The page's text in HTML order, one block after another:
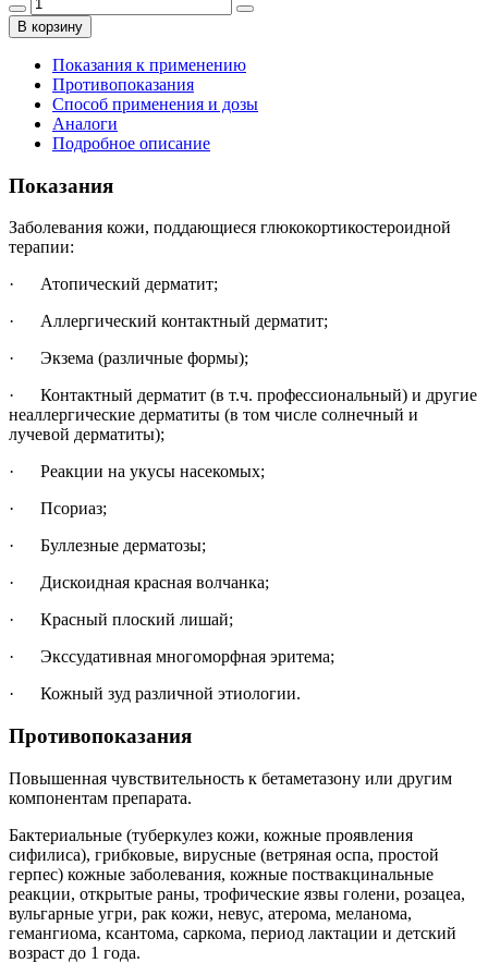
В корзину
Показания к применению
Противопоказания
Способ применения и дозы
Аналоги
Подробное описание
Показания
Заболевания кожи, поддающиеся глюкокортикостероидной
терапии:
· Атопический дерматит;
· Аллергический контактный дерматит;
· Экзема (различные формы);
· Контактный дерматит (в т.ч. профессиональный) и другие
неаллергические дерматиты (в том числе солнечный и
лучевой дерматиты);
· Реакции на укусы насекомых;
· Псориаз;
· Буллезные дерматозы;
· Дискоидная красная волчанка;
· Красный плоский лишай;
· Экссудативная многоморфная эритема;
· Кожный зуд различной этиологии.
Противопоказания
Повышенная чувствительность к бетаметазону или другим
компонентам препарата.
Бактериальные (туберкулез кожи, кожные проявления
сифилиса), грибковые, вирусные (ветряная оспа, простой
герпес) кожные заболевания, кожные поствакцинальные
реакции, открытые раны, трофические язвы голени, розацеа,
вульгарные угри, рак кожи, невус, атерома, меланома,
гемангиома, ксантома, саркома, период лактации и детский
возраст до 1 года.